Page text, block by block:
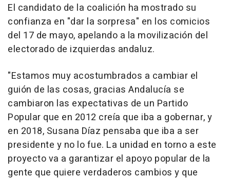
El candidato de la coalición ha mostrado su
confianza en "dar la sorpresa" en los comicios
del 17 de mayo, apelando a la movilización del
electorado de izquierdas andaluz.
"Estamos muy acostumbrados a cambiar el
guión de las cosas, gracias Andalucía se
cambiaron las expectativas de un Partido
Popular que en 2012 creía que iba a gobernar, y
en 2018, Susana Díaz pensaba que iba a ser
presidente y no lo fue. La unidad en torno a este
proyecto va a garantizar el apoyo popular de la
gente que quiere verdaderos cambios y que